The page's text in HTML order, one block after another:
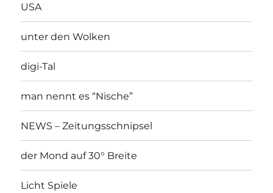
USA
unter den Wolken
digi-Tal
man nennt es “Nische”
NEWS – Zeitungsschnipsel
der Mond auf 30° Breite
Licht Spiele